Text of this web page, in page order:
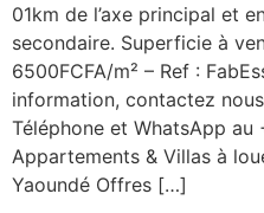
01km de l’axe principal et
secondaire. Superficie à
6500FCFA/m² – Ref :
information, contactez
Téléphone et WhatsApp
Appartements & Villas à
Yaoundé Offres […]